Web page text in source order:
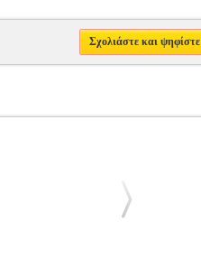
Σχολιάστε και ψηφίστε